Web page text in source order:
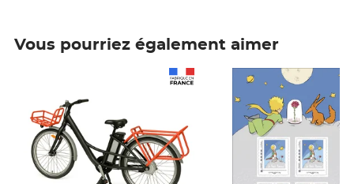
Vous pourriez également aimer
Prix 6,25€ HT